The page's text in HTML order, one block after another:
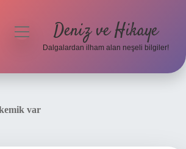
menüyü
Deniz ve Hikaye
Dalgalardan ilham alan neşeli bilgiler!
var